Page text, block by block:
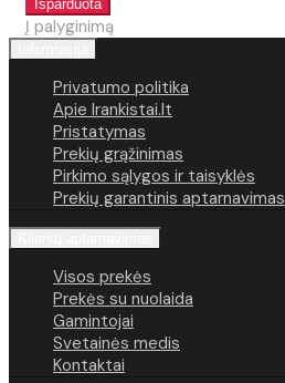
Į palyginimą
Privatumo politika
Apie Irankistai.lt
Pristatymas
Prekių grąžinimas
Pirkimo sąlygos ir taisyklės
Prekių garantinis aptarnavimas
Visos prekės
Prekės su nuolaida
Gamintojai
Svetainės medis
Kontaktai